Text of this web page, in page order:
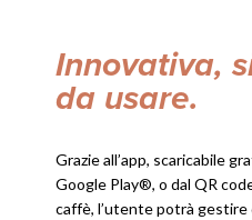
Innovativa,
da usare.
Grazie all’app, scaricabile
Google Play®, o dal QR
caffè, l’utente potrà